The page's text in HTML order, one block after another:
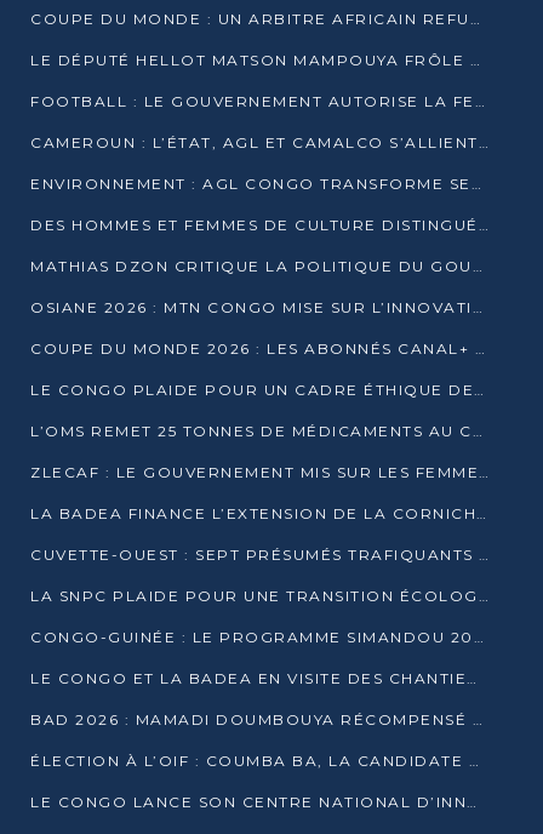
COUPE DU MONDE : UN ARBITRE AFRICAIN REFUSÉ À L’ENTRÉE DES ÉTATS-UNIS
LE DÉPUTÉ HELLOT MATSON MAMPOUYA FRÔLE LA MORT LORS D’UNE EMBUSCADE DZNS LE POOL
FOOTBALL : LE GOUVERNEMENT AUTORISE LA FECOFOOT À OCCUPER LES COMPLEXES SPORTIFS
CAMEROUN : L’ÉTAT, AGL ET CAMALCO S’ALLIENT POUR UN MÉGA-PROJET FERROVIAIRE
ENVIRONNEMENT : AGL CONGO TRANSFORME SES DÉCHETS EN OUTILS DE FORMATION
DES HOMMES ET FEMMES DE CULTURE DISTINGUÉS POUR LEUR ENGAGEMENT PAR BANTOU CULTURE
MATHIAS DZON CRITIQUE LA POLITIQUE DU GOUVERNEMENT ET ALERTE SUR LA DETTE DU CONGO
OSIANE 2026 : MTN CONGO MISE SUR L’INNOVATION POUR RELEVER LES DÉFIS AFRICAINS
COUPE DU MONDE 2026 : LES ABONNÉS CANAL+ AU CONGO DÉÇUS À QUELQUES JOURS DU COUP D’ENVOI
LE CONGO PLAIDE POUR UN CADRE ÉTHIQUE DE L’INTELLIGENCE ARTIFICIELLE À DAKAR
L’OMS REMET 25 TONNES DE MÉDICAMENTS AU CONGO POUR RENFORCER LA RIPOSTE AUX ÉPIDÉMIES
ZLECAF : LE GOUVERNEMENT MIS SUR LES FEMMES ENTREPRENEURES
LA BADEA FINANCE L’EXTENSION DE LA CORNICHE SUD DE BRAZZAVILLE
CUVETTE-OUEST : SEPT PRÉSUMÉS TRAFIQUANTS DE FAUNE INTERPELLÉS À EWO ET KELLÉ
LA SNPC PLAIDE POUR UNE TRANSITION ÉCOLOGIQUE PROGRESSIVE
CONGO-GUINÉE : LE PROGRAMME SIMANDOU 2040 AU CŒUR DES ÉCHANGES À LA BAD
LE CONGO ET LA BADEA EN VISITE DES CHANTIERS
BAD 2026 : MAMADI DOUMBOUYA RÉCOMPENSÉ PAR LE TROPHÉE BABACAR NDIAYE À BRAZZAVILLE
ÉLECTION À L’OIF : COUMBA BA, LA CANDIDATE DISCRÈTE QUI BOUSCULE LE JEU DIPLOMATIQUE
LE CONGO LANCE SON CENTRE NATIONAL D’INNOVATION